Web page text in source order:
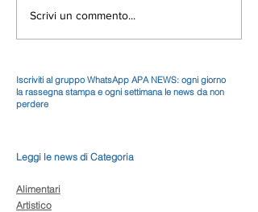
Scrivi un commento...
Iscriviti al gruppo WhatsApp APA NEWS: ogni giorno
la rassegna stampa e ogni settimana le news da non
perdere
Leggi le news di Categoria
Alimentari
Artistico